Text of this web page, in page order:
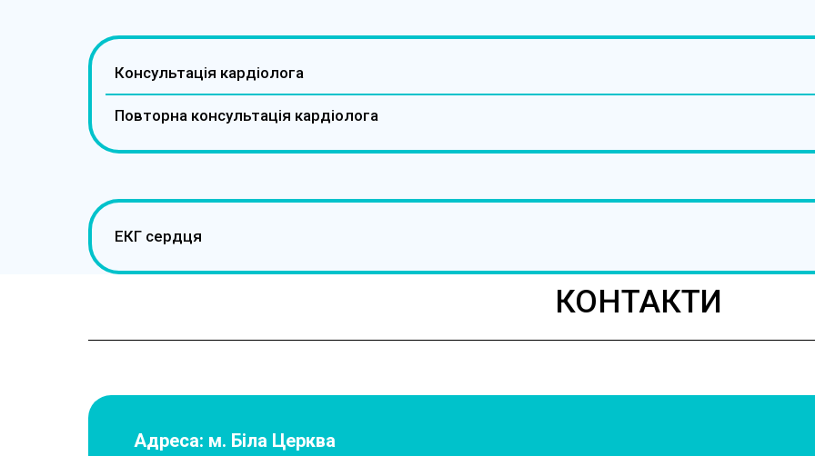
Консультація кардіолога
Повторна консультація кардіолога
ЕКГ сердця
КОНТАКТИ
Адреса: м. Біла Церква